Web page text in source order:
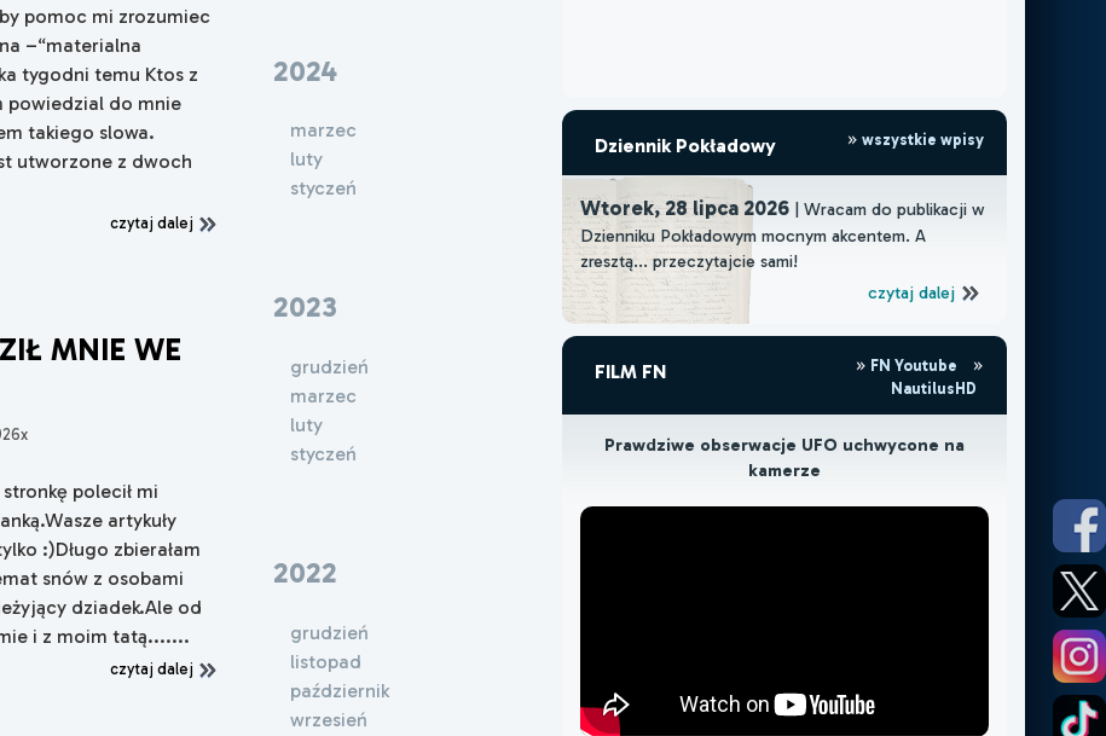
pomoc mi zrozumiec
–“materialna
tygodni temu Ktos z
powiedzial do mnie
takiego slowa.
utworzone z dwoch
czytaj dalej
MNIE WE
polecił mi
artykuły
:)Długo zbierałam
snów z osobami
dziadek.Ale od
i z moim tatą.......
czytaj dalej
2024
marzec
luty
styczeń
2023
grudzień
marzec
luty
styczeń
2022
grudzień
listopad
październik
wrzesień
Dziennik Pokładowy wszystkie wpisy
Wtorek, 28 lipca 2026| Wracam do publikacji w
Dzienniku Pokładowym mocnym akcentem. A
zresztą... przeczytajcie sami!
czytaj dalej
FILM FN
FN Youtube
NautilusHD
Prawdziwe obserwacje UFO uchwycone na
kamerze